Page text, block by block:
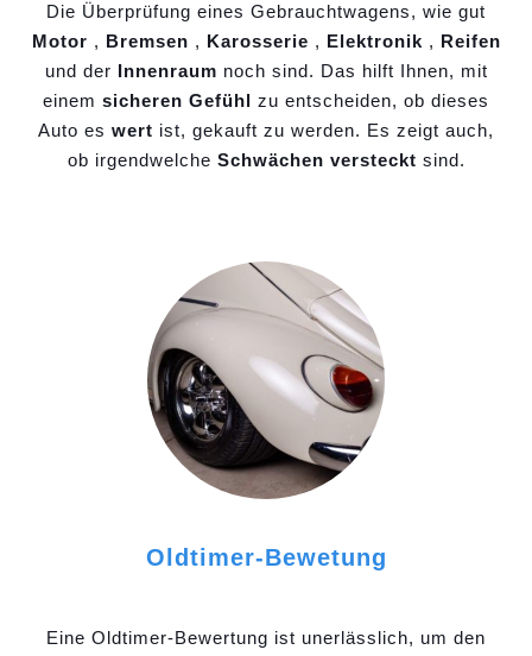
Die Überprüfung eines Gebrauchtwagens, wie gut
Motor , Bremsen , Karosserie , Elektronik , Reifen
und der Innenraum noch sind. Das hilft Ihnen, mit
einem sicheren Gefühl zu entscheiden, ob dieses
Auto es wert ist, gekauft zu werden. Es zeigt auch,
ob irgendwelche Schwächen versteckt sind.
Oldtimer-Bewetung
Eine Oldtimer-Bewertung ist unerlässlich, um den